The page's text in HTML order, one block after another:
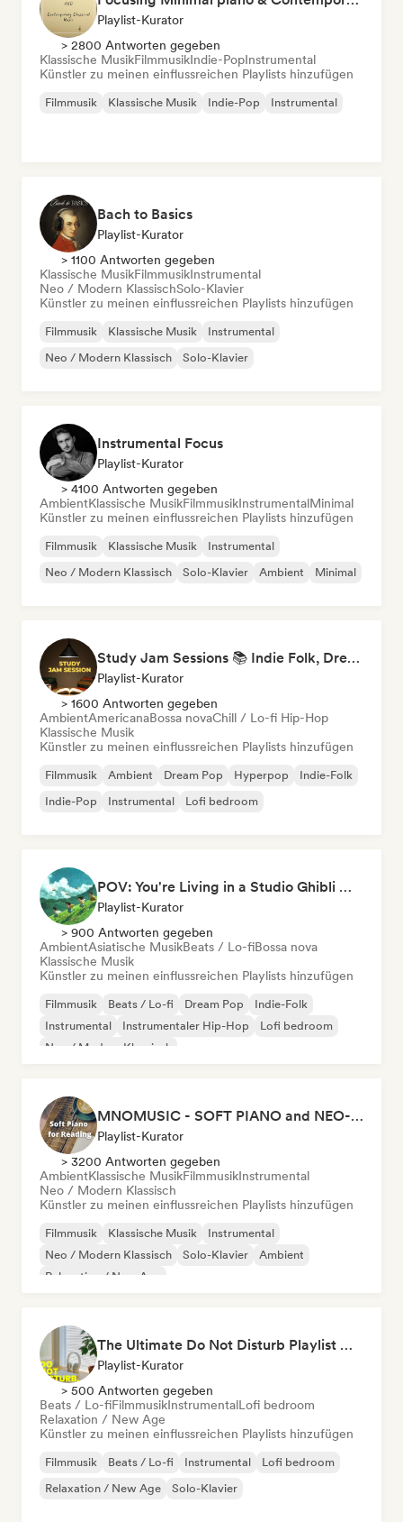
Playlist-Kurator
> 2800 Antworten gegeben
Klassische MusikFilmmusikIndie-PopInstrumental
Künstler zu meinen einflussreichen Playlists hinzufügen
Filmmusik Klassische Musik Indie-Pop Instrumental
Bach to Basics
Playlist-Kurator
> 1100 Antworten gegeben
Klassische MusikFilmmusikInstrumental
Neo / Modern KlassischSolo-Klavier
Künstler zu meinen einflussreichen Playlists hinzufügen
Filmmusik Klassische Musik
Instrumental
Neo / Modern Klassisch
Solo-Klavier
Instrumental Focus
Playlist-Kurator
> 4100 Antworten gegeben
AmbientKlassische MusikFilmmusikInstrumentalMinimal
Künstler zu meinen einflussreichen Playlists hinzufügen
Filmmusik Klassische Musik
Instrumental
Neo / Modern Klassisch
Solo-Klavier Ambient Minimal
Study Jam Sessions 📚 Indie Folk, Dream Pop & Singer-Songwriter
Playlist-Kurator
> 1600 Antworten gegeben
AmbientAmericanaBossa novaChill / Lo-fi Hip-Hop
Klassische Musik
Künstler zu meinen einflussreichen Playlists hinzufügen
Filmmusik Ambient Dream Pop Hyperpop
Indie-Folk
Indie-Pop
Instrumental Lofi bedroom
POV: You're Living in a Studio Ghibli Movie 🌱 Neo-Classical Piano & Dream Pop
Playlist-Kurator
> 900 Antworten gegeben
AmbientAsiatische MusikBeats / Lo-fiBossa nova
Klassische Musik
Künstler zu meinen einflussreichen Playlists hinzufügen
Filmmusik Beats / Lo-fi Dream Pop
Indie-Folk
Instrumental
Instrumentaler Hip-Hop
Lofi bedroom
Neo / Modern Klassisch
MNOMUSIC - SOFT PIANO and NEO-CLASSICAL
Playlist-Kurator
> 3200 Antworten gegeben
AmbientKlassische MusikFilmmusikInstrumental
Neo / Modern Klassisch
Künstler zu meinen einflussreichen Playlists hinzufügen
Filmmusik Klassische Musik
Instrumental
Neo / Modern Klassisch
Solo-Klavier
Ambient
Relaxation / New Age
The Ultimate Do Not Disturb Playlist 🔕 Neo-Classical & Ambient Piano
Playlist-Kurator
> 500 Antworten gegeben
Beats / Lo-fiFilmmusikInstrumentalLofi bedroom
Relaxation / New Age
Künstler zu meinen einflussreichen Playlists hinzufügen
Filmmusik Beats / Lo-fi Instrumental
Lofi bedroom
Relaxation / New Age
Solo-Klavier